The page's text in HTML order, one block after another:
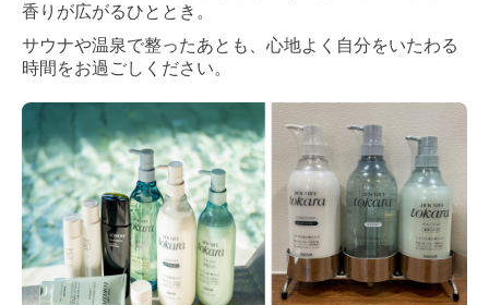
香りが広がるひととき。
サウナや温泉で整ったあとも、心地よく自分をいたわる
時間をお過ごしください。